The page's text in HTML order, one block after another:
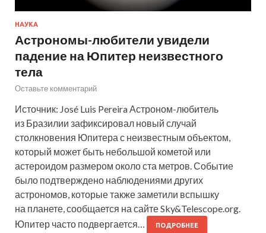
НАУКА
Астрономы-любители увидели
падение на Юпитер неизвестного
тела
Оставьте комментарий
Источник: José Luis Pereira Астроном-любитель
из Бразилии зафиксировал новый случай
столкновения Юпитера с неизвестным объектом,
который может быть небольшой кометой или
астероидом размером около ста метров. Событие
было подтверждено наблюдениями других
астрономов, которые также заметили вспышку
на планете, сообщается на сайте Sky&Telescope.org.
Юпитер часто подвергается…
ПОДРОБНЕЕ